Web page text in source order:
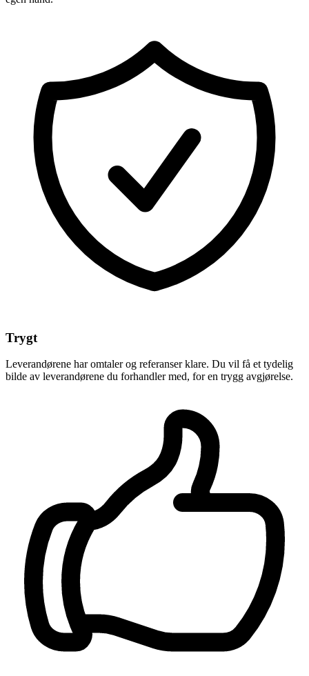
Trygt
Leverandørene har omtaler og referanser klare. Du vil få et tydelig
bilde av leverandørene du forhandler med, for en trygg avgjørelse.